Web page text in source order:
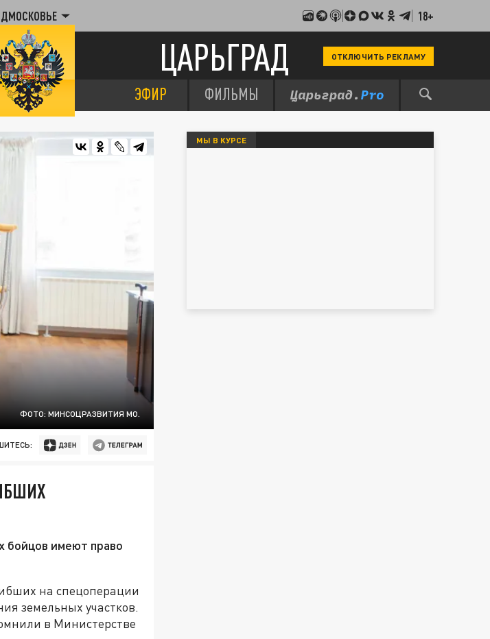
18+
ЦАРЬГРАД ОТКЛЮЧИТЬ РЕКЛАМУ
ЭФИР ФИЛЬМЫ
ФОТО: МИНСОЦРАЗВИТИЯ МО.
бойцов имеют право
на спецоперации
земельных участков.
в Министерстве
МЫ В КУРСЕ